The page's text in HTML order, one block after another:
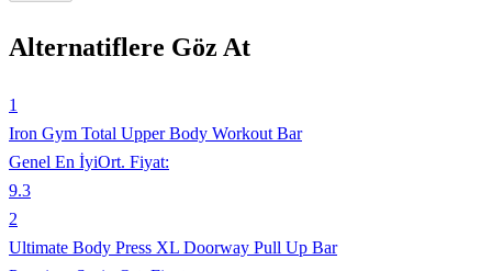
Alternatiflere Göz At
1
Iron Gym Total Upper Body Workout Bar
Genel En İyiOrt. Fiyat:
9.3
2
Ultimate Body Press XL Doorway Pull Up Bar